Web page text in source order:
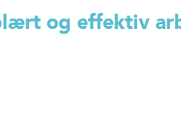
og effektiv